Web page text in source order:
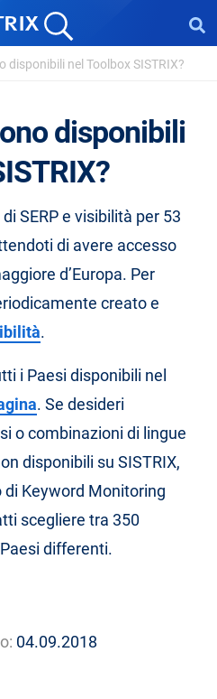
disponibili nel Toolbox SISTRIX?
disponibili
SERP e visibilità per 53
di avere accesso
d’Europa. Per
creato e
.
i Paesi disponibili nel
. Se desideri
o combinazioni di lingue
disponibili su SISTRIX,
Keyword Monitoring
scegliere tra 350
differenti.
04.09.2018